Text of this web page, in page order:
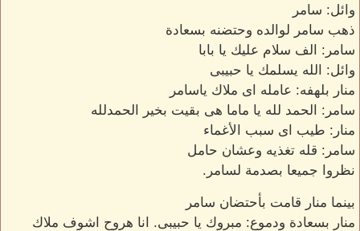
وائل: سامر
ذهب سامر لوالده وحتضنه بسعادة
سامر: الف سلام عليك يا بابا
وائل: الله يسلمك يا حبيبى
منار بلهفه: عامله اى ملاك ياسامر
سامر: الحمد لله يا ماما هى بقيت بخير الحمدلله
منار: طيب اى سبب الأغماء
سامر: قله تغذيه وعشان حامل
نظروا جميعا بصدمة لسامر.
بينما منار قامت بأحتضان سامر
منار بسعادة ودموع: مبروك يا حبيبى. انا هروح اشوف ملاك